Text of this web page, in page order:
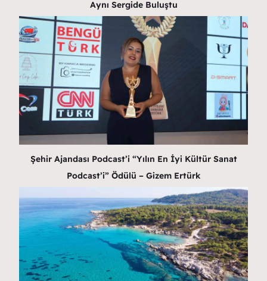
Aynı Sergide Buluştu
Şehir Ajandası Podcast’i “Yılın En İyi Kültür Sanat
Podcast’i” Ödülü – Gizem Ertürk